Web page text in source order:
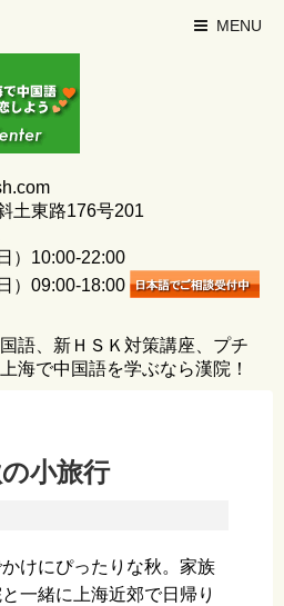
MENU
土東路176号201
）10:00-22:00
18:00
語、新ＨＳＫ対策講座、プチ
海で中国語を学ぶなら漢院！
小旅行
けにぴったりな秋。家族
一緒に上海近郊で日帰り